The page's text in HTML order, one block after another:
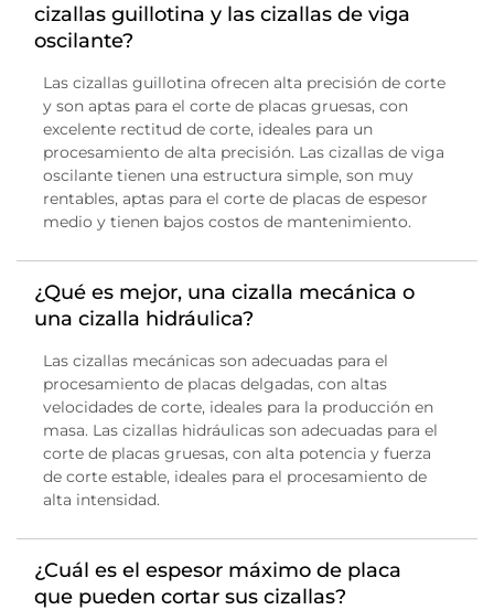
cizallas guillotina y las cizallas de viga
oscilante?
Las cizallas guillotina ofrecen alta precisión de corte
y son aptas para el corte de placas gruesas, con
excelente rectitud de corte, ideales para un
procesamiento de alta precisión. Las cizallas de viga
oscilante tienen una estructura simple, son muy
rentables, aptas para el corte de placas de espesor
medio y tienen bajos costos de mantenimiento.
¿Qué es mejor, una cizalla mecánica o
una cizalla hidráulica?
Las cizallas mecánicas son adecuadas para el
procesamiento de placas delgadas, con altas
velocidades de corte, ideales para la producción en
masa. Las cizallas hidráulicas son adecuadas para el
corte de placas gruesas, con alta potencia y fuerza
de corte estable, ideales para el procesamiento de
alta intensidad.
¿Cuál es el espesor máximo de placa
que pueden cortar sus cizallas?